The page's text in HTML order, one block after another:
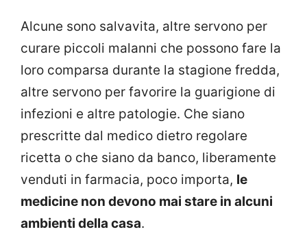
Alcune sono salvavita, altre servono per
curare piccoli malanni che possono fare la
loro comparsa durante la stagione fredda,
altre servono per favorire la guarigione di
infezioni e altre patologie. Che siano
prescritte dal medico dietro regolare
ricetta o che siano da banco, liberamente
venduti in farmacia, poco importa, le
medicine non devono mai stare in alcuni
ambienti della casa.